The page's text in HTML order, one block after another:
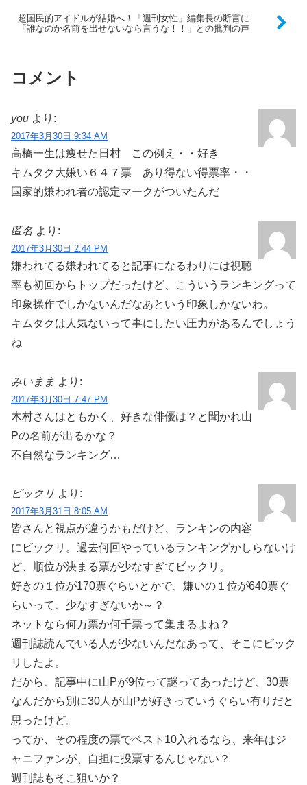
超国民的アイドルが結婚へ！「週刊女性」編集長の断言に
「誰なのか名前を出せないなら言うな！！」との批判の声
コメント
you より:
2017年3月30日 9:34 AM
高橋一生は痩せた日村 この例え・・好き
キムタク大嫌い６４７票 あり得ない得票率・・
国家的嫌われ者の認定マークがついたんだ
匿名 より:
2017年3月30日 2:44 PM
嫌われてる嫌われてると記事になるわりには視聴
率も初回からトップだったけど、こういうランキングって
印象操作でしかないんだなあという印象しかないわ。
キムタクは人気ないって事にしたい圧力があるんでしょう
ね
みいまま より:
2017年3月30日 7:47 PM
木村さんはともかく、好きな俳優は？と聞かれ山
Pの名前が出るかな？
不自然なランキング…
ビックリ より:
2017年3月31日 8:05 AM
皆さんと視点が違うかもだけど、ランキンの内容
にビックリ。過去何回やっているランキングかしらないけ
ど、順位が決まる票が少なすぎてビックリ。
好きの１位が170票ぐらいとかで、嫌いの１位が640票ぐ
らいって、少なすぎないか～？
ネットなら何万票か何千票って集まるよね？
週刊誌読んでいる人が少ないんだなあって、そこにビック
リしたよ。
だから、記事中に山Pが9位って謎ってあったけど、30票
なんだから別に30人が山Pが好きっていうぐらい有りだと
思ったけど。
ってか、その程度の票でベスト10入れるなら、来年はジ
ャニファンが、自担に投票するんじゃない？
週刊誌もそこ狙いか？